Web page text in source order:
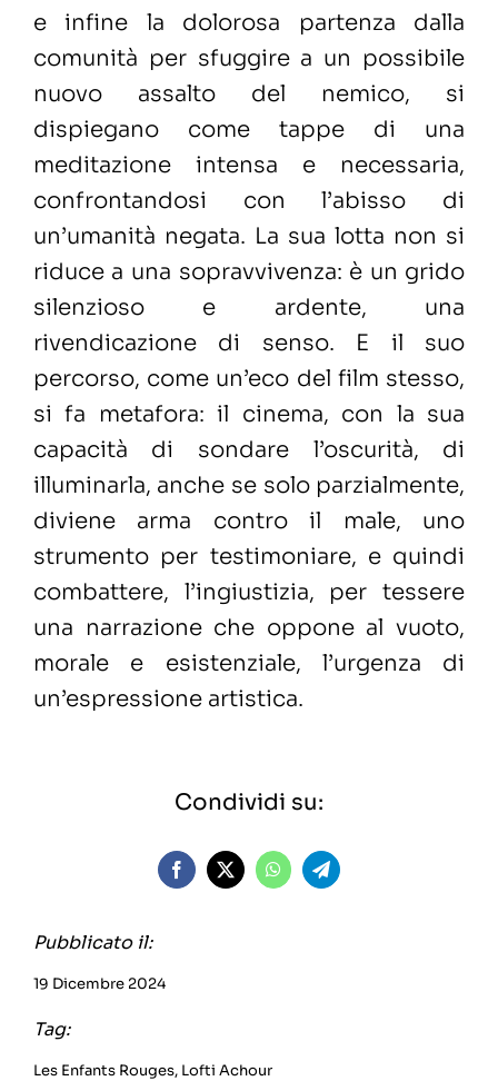
e infine la dolorosa partenza dalla
comunità per sfuggire a un possibile
nuovo assalto del nemico, si
dispiegano come tappe di una
meditazione intensa e necessaria,
confrontandosi con l’abisso di
un’umanità negata. La sua lotta non si
riduce a una sopravvivenza: è un grido
silenzioso e ardente, una
rivendicazione di senso. E il suo
percorso, come un’eco del film stesso,
si fa metafora: il cinema, con la sua
capacità di sondare l’oscurità, di
illuminarla, anche se solo parzialmente,
diviene arma contro il male, uno
strumento per testimoniare, e quindi
combattere, l’ingiustizia, per tessere
una narrazione che oppone al vuoto,
morale e esistenziale, l’urgenza di
un’espressione artistica.
Condividi su:
Pubblicato il:
19 Dicembre 2024
Tag:
Les Enfants Rouges, Lofti Achour